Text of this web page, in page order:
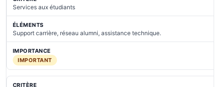
Services aux étudiants
Support carrière, réseau alumni, assistance technique.
IMPORTANT